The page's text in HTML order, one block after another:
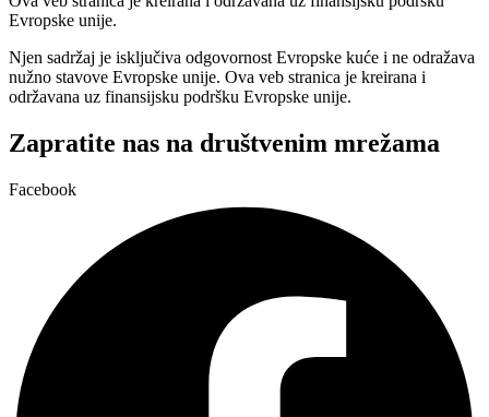
Evropske unije.
Njen sadržaj je isključiva odgovornost Evropske kuće i ne odražava
nužno stavove Evropske unije. Ova veb stranica je kreirana i
održavana uz finansijsku podršku Evropske unije.
Zapratite nas na društvenim mrežama
Facebook